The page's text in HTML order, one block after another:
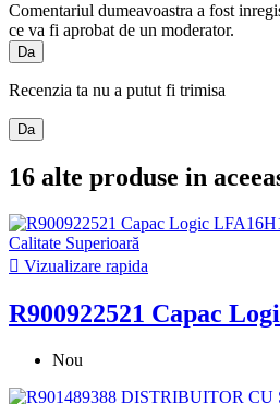
Comentariul dumeavoastra a fost
ce va fi aprobat de un moderator.
Da
Recenzia ta nu a putut fi trimisa
Da
16 alte produse in
 Vizualizare rapida
R900922521 Capac
Nou